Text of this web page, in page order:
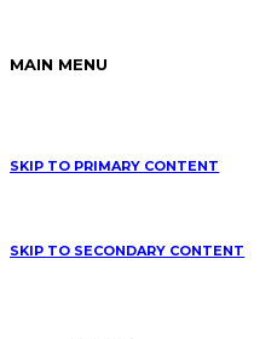
MAIN MENU
SKIP TO PRIMARY CONTENT
SKIP TO SECONDARY CONTENT